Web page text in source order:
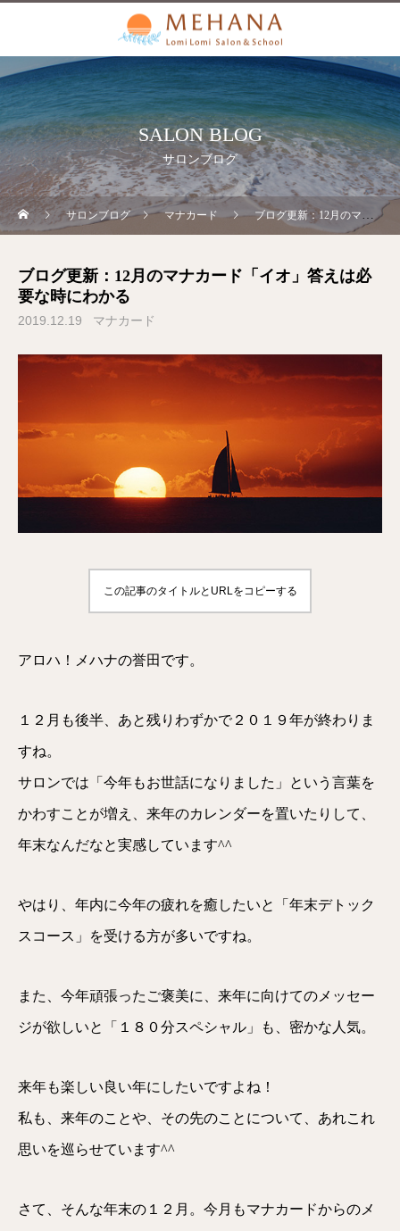
SALON BLOG
サロンブログ
サロンブログ マナカード ブログ更新：12月のマナカード「イオ」答えは必要な時にわかる
ブログ更新：12月のマナカード「イオ」答えは必
要な時にわかる
2019.12.19 マナカード
この記事のタイトルとURLをコピーする
アロハ！メハナの誉田です。
１２月も後半、あと残りわずかで２０１９年が終わりま
すね。
サロンでは「今年もお世話になりました」という言葉を
かわすことが増え、来年のカレンダーを置いたりして、
年末なんだなと実感しています^^
やはり、年内に今年の疲れを癒したいと「年末デトック
スコース」を受ける方が多いですね。
また、今年頑張ったご褒美に、来年に向けてのメッセー
ジが欲しいと「１８０分スペシャル」も、密かな人気。
来年も楽しい良い年にしたいですよね！
私も、来年のことや、その先のことについて、あれこれ
思いを巡らせています^^
さて、そんな年末の１２月。今月もマナカードからのメ